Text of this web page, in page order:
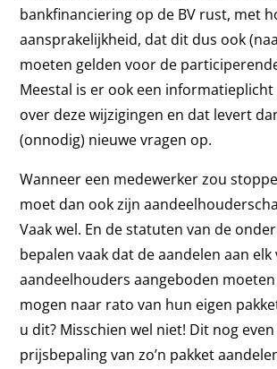
bankfinanciering op de BV rust, met
aansprakelijkheid, dat dit dus ook
moeten gelden voor de
Meestal is er ook een
over deze wijzigingen en dat levert
(onnodig) nieuwe vragen op.
Wanneer een medewerker zou
moet dan ook zijn
Vaak wel. En de statuten van de
bepalen vaak dat de aandelen aan
aandeelhouders aangeboden
mogen naar rato van hun eigen
u dit? Misschien wel niet! Dit nog
prijsbepaling van zo’n pakket